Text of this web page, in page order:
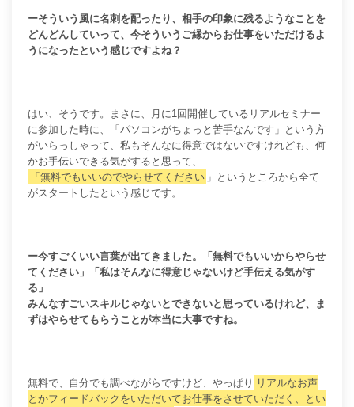
ーそういう風に名刺を配ったり、相手の印象に残るようなことを
どんどんしていって、今そういうご縁からお仕事をいただけるよ
うになったという感じですよね？
はい、そうです。まさに、月に1回開催しているリアルセミナー
に参加した時に、「パソコンがちょっと苦手なんです」という方
がいらっしゃって、私もそんなに得意ではないですけれども、 何
かお手伝いできる気がする と思って、
「無料でもいいのでやらせてください 」というところから全て
がスタートしたという感じです。
ー今すごくいい言葉が出てきました。「無料でもいいからやらせ
てください」「私はそんなに得意じゃないけど手伝える気がす
る」
みんなすごいスキルじゃないとできないと思っているけれど、ま
ずはやらせてもらうことが本当に大事ですね。
無料で、自分でも調べながらですけど、やっぱり リアルなお声
とかフィードバックをいただいてお仕事をさせていただく、とい